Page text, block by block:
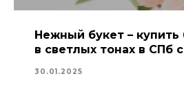
Нежный букет – купить
в светлых тонах в СПб
30.01.2025